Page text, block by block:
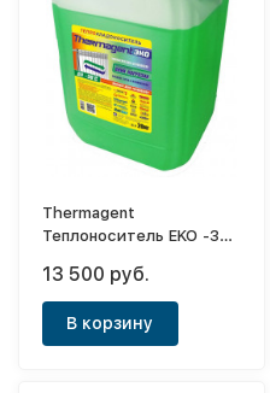
Thermagent
Теплоноситель EKO -30,
13 500 руб.
В корзину